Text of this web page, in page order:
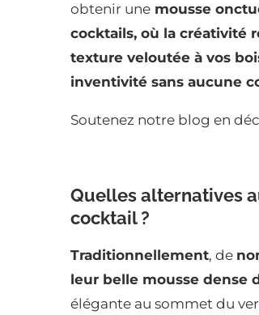
obtenir une mousse
cocktails, où la créativité
texture veloutée à vos
inventivité sans aucune
Soutenez notre blog en
Quelles alternatives
cocktail ?
Traditionnellement, de
leur belle mousse dense
élégante au sommet du